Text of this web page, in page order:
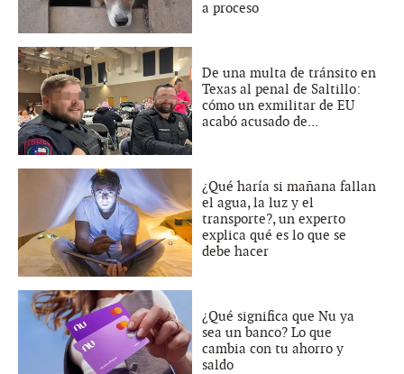
a proceso
De una multa de tránsito en
Texas al penal de Saltillo:
cómo un exmilitar de EU
acabó acusado de...
¿Qué haría si mañana fallan
el agua, la luz y el
transporte?, un experto
explica qué es lo que se
debe hacer
¿Qué significa que Nu ya
sea un banco? Lo que
cambia con tu ahorro y
saldo